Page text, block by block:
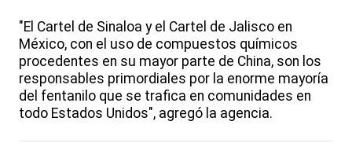
"El Cartel de Sinaloa y el Cartel de Jalisco en
México, con el uso de compuestos químicos
procedentes en su mayor parte de China, son los
responsables primordiales por la enorme mayoría
del fentanilo que se trafica en comunidades en
todo Estados Unidos", agregó la agencia.